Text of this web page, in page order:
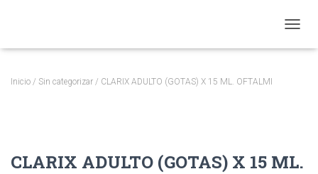
Inicio / Sin categorizar / CLARIX ADULTO (GOTAS) X 15 ML. OFTALMI
CLARIX ADULTO (GOTAS) X 15 ML.